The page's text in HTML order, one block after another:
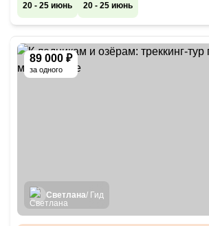
20 - 25 июнь 20 - 25 июнь
89 000 ₽
за одного
Светлана/ Гид